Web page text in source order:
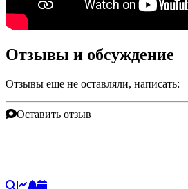
Отзывы и обсуждение
Отзывы еще не оставляли, написать:
Оставить отзыв